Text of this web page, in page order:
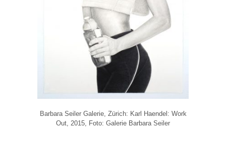
Barbara Seiler Galerie, Zürich: Karl Haendel: Work
Out, 2015, Foto: Galerie Barbara Seiler